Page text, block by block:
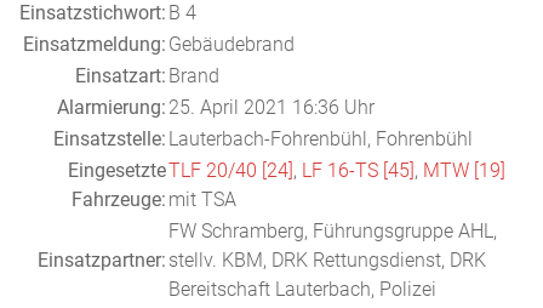
Einsatzstichwort: B 4
Einsatzmeldung: Gebäudebrand
Einsatzart: Brand
Alarmierung: 25. April 2021 16:36 Uhr
Einsatzstelle: Lauterbach-Fohrenbühl, Fohrenbühl
Eingesetzte
Fahrzeuge:
TLF 20/40 [24], LF 16-TS [45], MTW [19]
mit TSA
Einsatzpartner:
FW Schramberg, Führungsgruppe AHL,
stellv. KBM, DRK Rettungsdienst, DRK
Bereitschaft Lauterbach, Polizei